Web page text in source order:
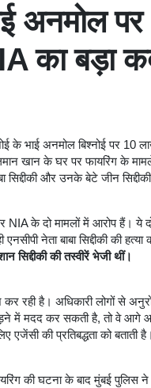
अनमोल
का बड़ा
के भाई अनमोल बिश्नोई पर 10
खान के घर पर फायरिंग के
और उनके बेटे जीन
NIA के दो मामलों में आरोप हैं। ये
नेता बाबा सिद्दीकी की हत्या
सिद्दीकी की तस्वीरें भेजी थीं।
रही है। अधिकारी लोगों से
में मदद कर सकती है, तो वे आगे
की प्रतिबद्धता को बताती है।
की घटना के बाद मुंबई पुलिस ने